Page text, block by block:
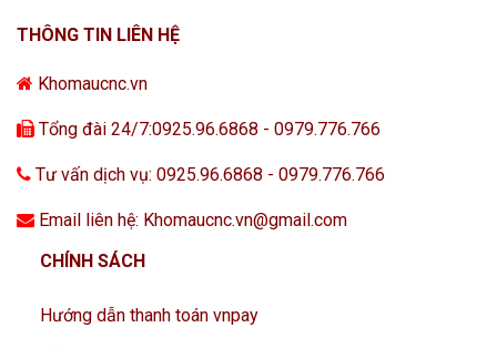
THÔNG TIN LIÊN HỆ
Khomaucnc.vn
Tổng đài 24/7:0925.96.6868 - 0979.776.766
Tư vấn dịch vụ: 0925.96.6868 - 0979.776.766
Email liên hệ: Khomaucnc.vn@gmail.com
CHÍNH SÁCH
Hướng dẫn thanh toán vnpay